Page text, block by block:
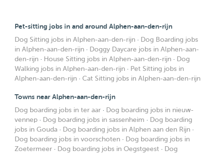
Pet-sitting jobs in and around Alphen-aan-den-rijn
Dog Sitting jobs in Alphen-aan-den-rijn · Dog Boarding jobs
in Alphen-aan-den-rijn · Doggy Daycare jobs in Alphen-aan-
den-rijn · House Sitting jobs in Alphen-aan-den-rijn · Dog
Walking jobs in Alphen-aan-den-rijn · Pet Sitting jobs in
Alphen-aan-den-rijn · Cat Sitting jobs in Alphen-aan-den-rijn
Towns near Alphen-aan-den-rijn
Dog boarding jobs in ter aar · Dog boarding jobs in nieuw-
vennep · Dog boarding jobs in sassenheim · Dog boarding
jobs in Gouda · Dog boarding jobs in Alphen aan den Rijn ·
Dog boarding jobs in voorschoten · Dog boarding jobs in
Zoetermeer · Dog boarding jobs in Oegstgeest · Dog